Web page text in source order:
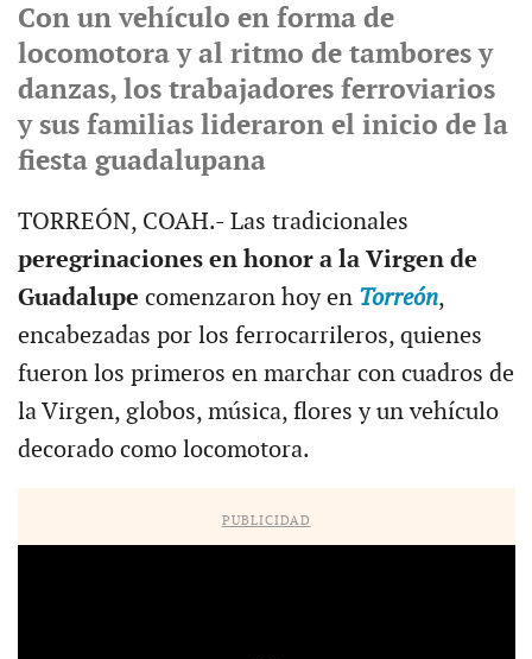
Con un vehículo en forma de
locomotora y al ritmo de tambores y
danzas, los trabajadores ferroviarios
y sus familias lideraron el inicio de la
fiesta guadalupana
TORREÓN, COAH.- Las tradicionales
peregrinaciones en honor a la Virgen de
Guadalupe comenzaron hoy en Torreón,
encabezadas por los ferrocarrileros, quienes
fueron los primeros en marchar con cuadros de
la Virgen, globos, música, flores y un vehículo
decorado como locomotora.
PUBLICIDAD